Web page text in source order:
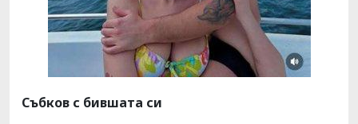
Събков с бившата си